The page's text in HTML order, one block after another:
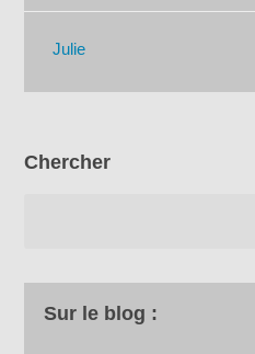
Julie
Chercher
Sur le blog :